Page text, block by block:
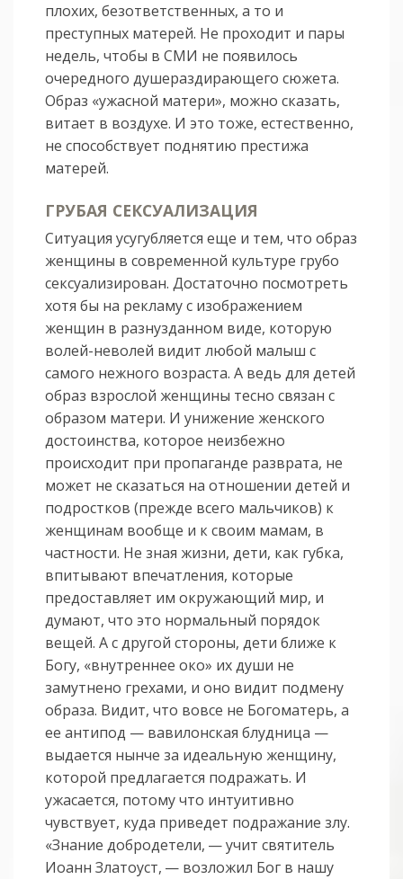
плохих, безответственных, а то и
преступных матерей. Не проходит и пары
недель, чтобы в СМИ не появилось
очередного душераздирающего сюжета.
Образ «ужасной матери», можно сказать,
витает в воздухе. И это тоже, естественно,
не способствует поднятию престижа
матерей.
ГРУБАЯ СЕКСУАЛИЗАЦИЯ
Ситуация усугубляется еще и тем, что образ
женщины в современной культуре грубо
сексуализирован. Достаточно посмотреть
хотя бы на рекламу с изображением
женщин в разнузданном виде, которую
волей-неволей видит любой малыш с
самого нежного возраста. А ведь для детей
образ взрослой женщины тесно связан с
образом матери. И унижение женского
достоинства, которое неизбежно
происходит при пропаганде разврата, не
может не сказаться на отношении детей и
подростков (прежде всего мальчиков) к
женщинам вообще и к своим мамам, в
частности. Не зная жизни, дети, как губка,
впитывают впечатления, которые
предоставляет им окружающий мир, и
думают, что это нормальный порядок
вещей. А с другой стороны, дети ближе к
Богу, «внутреннее око» их души не
замутнено грехами, и оно видит подмену
образа. Видит, что вовсе не Богоматерь, а
ее антипод — вавилонская блудница —
выдается нынче за идеальную женщину,
которой предлагается подражать. И
ужасается, потому что интуитивно
чувствует, куда приведет подражание злу.
«Знание добродетели, — учит святитель
Иоанн Златоуст, — возложил Бог в нашу